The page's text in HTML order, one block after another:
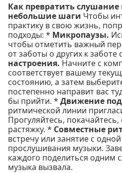
Как превратить
небольшие шаги Чтобы
практику в свою жизнь,
подходы: * Микропаузы.
чтобы отметить важный
от заботы о других к заботе
настроения. Начните с
соответствует вашему
состоянию, а затем
постепенно направит вас
бы прийти. * Движение
ритмической линии
Прогуляйтесь, покачайтесь,
растяжку. * Совместные
встречу или занятие с
прослушивания музыки.
каждого поделиться одним
музыка вызвала.